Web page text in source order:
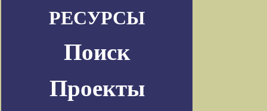
РЕСУРСЫ
Поиск
Проекты